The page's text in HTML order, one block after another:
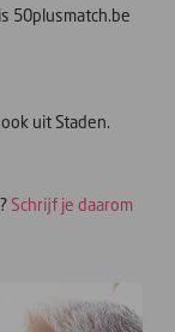
50plusmatch.be
uit Staden.
Schrijf je daarom